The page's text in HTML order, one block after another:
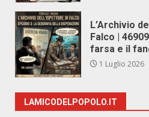
L’Archivio
Falco |
farsa e il
1 Luglio 2026
LAMICODELPOPOLO.IT